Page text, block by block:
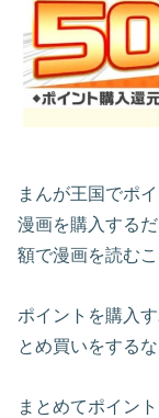
まんが王国でポ
漫画を購入する
額で漫画を読むこ
ポイントを購入
とめ買いをする
まとめてポイン